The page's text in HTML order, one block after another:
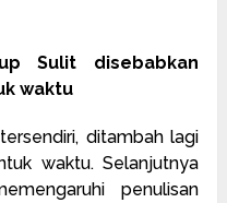
Sulit disebabkan
waktu
ditambah lagi
waktu. Selanjutnya
penulisan